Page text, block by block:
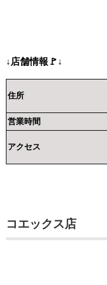
↓店舗情報🚩↓
住所
営業時間
アクセス
コエックス店